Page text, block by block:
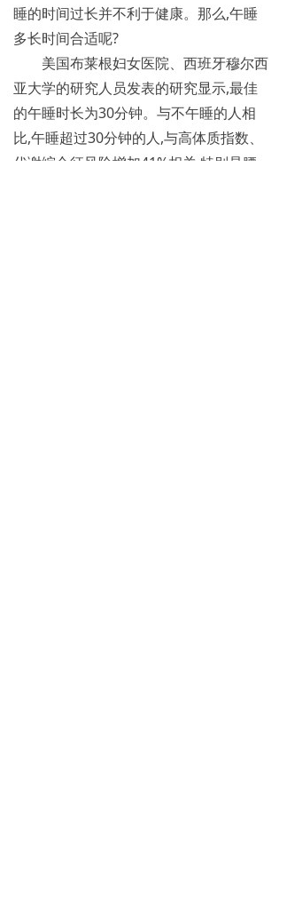
睡的时间过长并不利于健康。那么,午睡
多长时间合适呢?
美国布莱根妇女医院、西班牙穆尔西
亚大学的研究人员发表的研究显示,最佳
的午睡时长为30分钟。与不午睡的人相
比,午睡超过30分钟的人,与高体质指数、
代谢综合征风险增加41%相关,特别是腰